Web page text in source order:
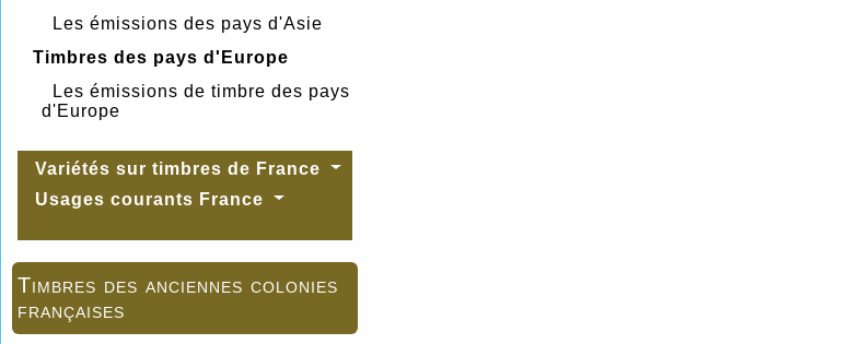
Les émissions des pays d'Asie
Timbres des pays d'Europe
Les émissions de timbre des pays
d'Europe
Variétés sur timbres de France
Usages courants France
Timbres des anciennes colonies
françaises